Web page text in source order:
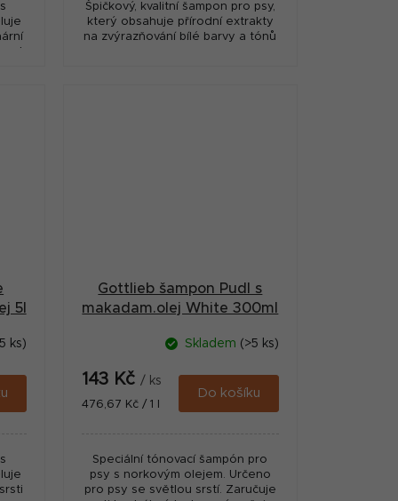
Špičkový, kvalitní šampon pro psy,
který obsahuje přírodní extrakty
na zvýrazňování bílé barvy a tónů
5l
ks)
Gottlieb šampon Pudl s
makadam.olej White 300ml
Skladem (>5 ks)
143 Kč / ks
Měrná
476,67 Kč / 1 l
Do košíku
Speciální tónovací šampón pro
psy s norkovým olejem. Určeno
pro psy se světlou srstí. Zaručuje